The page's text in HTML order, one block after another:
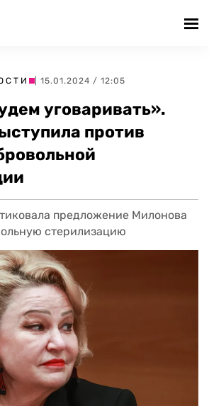
| 15.01.2024 / 12:05
уговаривать».
против
предложение Милонова
стерилизацию